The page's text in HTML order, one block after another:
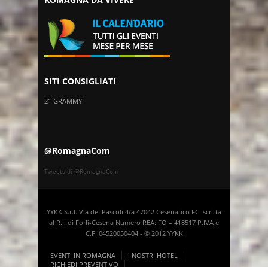
SITI CONSIGLIATI
21 GRAMMY
@RomagnaCom
Tweets di @RomagnaCom
YYKK S.r.l. Via dei Pascoli 4/a 47042 Cesenatico FC Iscritta
al R.I. di Forlì-Cesena Numero REA: FO – 418517 P.IVA e
C.F. 04520050404 - © 2012 YYKK
EVENTI IN ROMAGNA
I NOSTRI HOTEL
RICHIEDI PREVENTIVO